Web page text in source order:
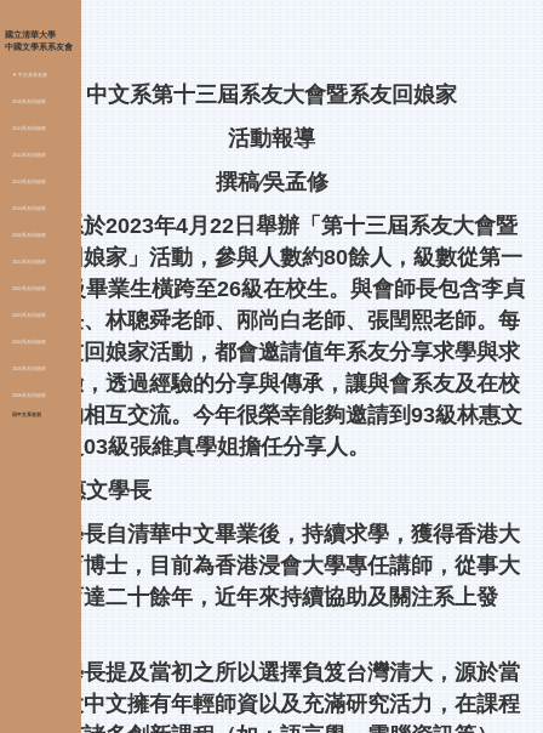
到
國立清華大學
中國文學系系友會
▼ 中文系系友會
2010系友回娘家
2011系友回娘家
2012系友回娘家
2013系友回娘家
2014系友回娘家
2020系友回娘家
2021系友回娘家
2022系友回娘家
2023系友回娘家
2024系友回娘家
2025系友回娘家
2026系友回娘家
回中文系首頁
中文系第十三屆系友大會暨系友回娘家
活動報導
撰稿∕吳孟修
中文系於2023年4月22日舉辦「第十三屆系友大會暨
系友回娘家」活動，參與人數約80餘人，級數從第一
屆84級畢業生橫跨至26級在校生。與會師長包含李貞
慧主任、林聰舜老師、邴尚白老師、張閏熙老師。每
年系友回娘家活動，都會邀請值年系友分享求學與求
職經驗，透過經驗的分享與傳承，讓與會系友及在校
生能夠相互交流。今年很榮幸能夠邀請到93級林惠文
學長及03級張維真學姐擔任分享人。
93林惠文學長
惠文學長自清華中文畢業後，持續求學，獲得香港大
學教育博士，目前為香港浸會大學專任講師，從事大
專教育達二十餘年，近年來持續協助及關注系上發
惠文學長提及當初之所以選擇負笈台灣清大，源於當
時清大中文擁有年輕師資以及充滿研究活力，在課程